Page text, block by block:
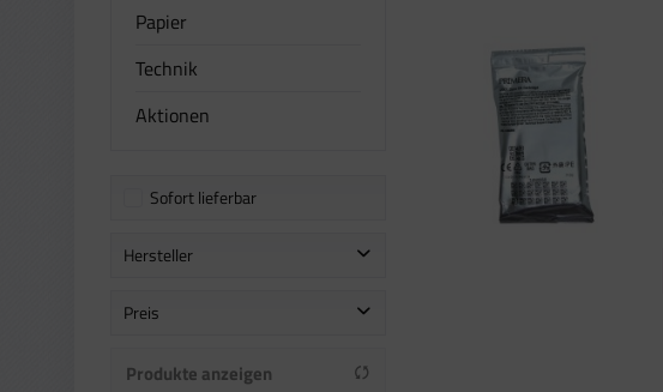
Papier
Technik
Aktionen
Sofort lieferbar
Hersteller
Primera
Preis
Produkte anzeigen